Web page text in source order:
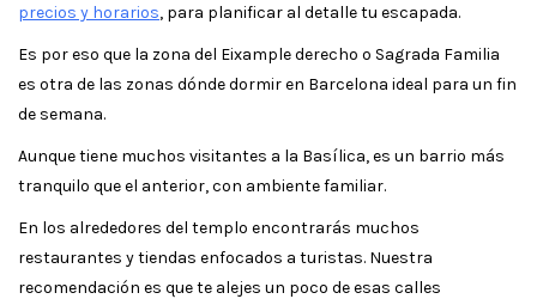
precios y horarios, para planificar al detalle tu escapada.
Es por eso que la zona del Eixample derecho o Sagrada Familia
es otra de las zonas dónde dormir en Barcelona ideal para un fin
de semana.
Aunque tiene muchos visitantes a la Basílica, es un barrio más
tranquilo que el anterior, con ambiente familiar.
En los alrededores del templo encontrarás muchos
restaurantes y tiendas enfocados a turistas. Nuestra
recomendación es que te alejes un poco de esas calles